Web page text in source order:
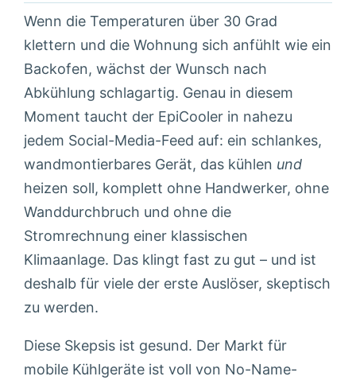
Wenn die Temperaturen über 30 Grad
klettern und die Wohnung sich anfühlt wie ein
Backofen, wächst der Wunsch nach
Abkühlung schlagartig. Genau in diesem
Moment taucht der EpiCooler in nahezu
jedem Social-Media-Feed auf: ein schlankes,
wandmontierbares Gerät, das kühlen und
heizen soll, komplett ohne Handwerker, ohne
Wanddurchbruch und ohne die
Stromrechnung einer klassischen
Klimaanlage. Das klingt fast zu gut – und ist
deshalb für viele der erste Auslöser, skeptisch
zu werden.
Diese Skepsis ist gesund. Der Markt für
mobile Kühlgeräte ist voll von No-Name-